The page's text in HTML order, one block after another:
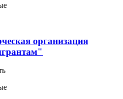
организация